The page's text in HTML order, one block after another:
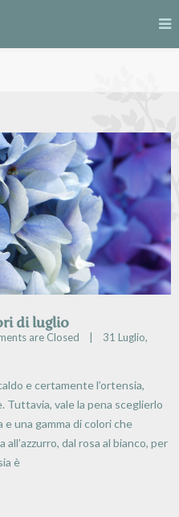
di luglio
are Closed |
31 Luglio,
e certamente l’ortensia,
Tuttavia, vale la pena sceglierlo
e una gamma di colori che
dal rosa al bianco, per
è